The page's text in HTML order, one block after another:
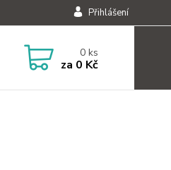
Přihlášení
0ks
za 0 Kč